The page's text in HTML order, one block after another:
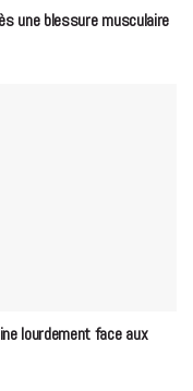
une blessure musculaire
lourdement face aux